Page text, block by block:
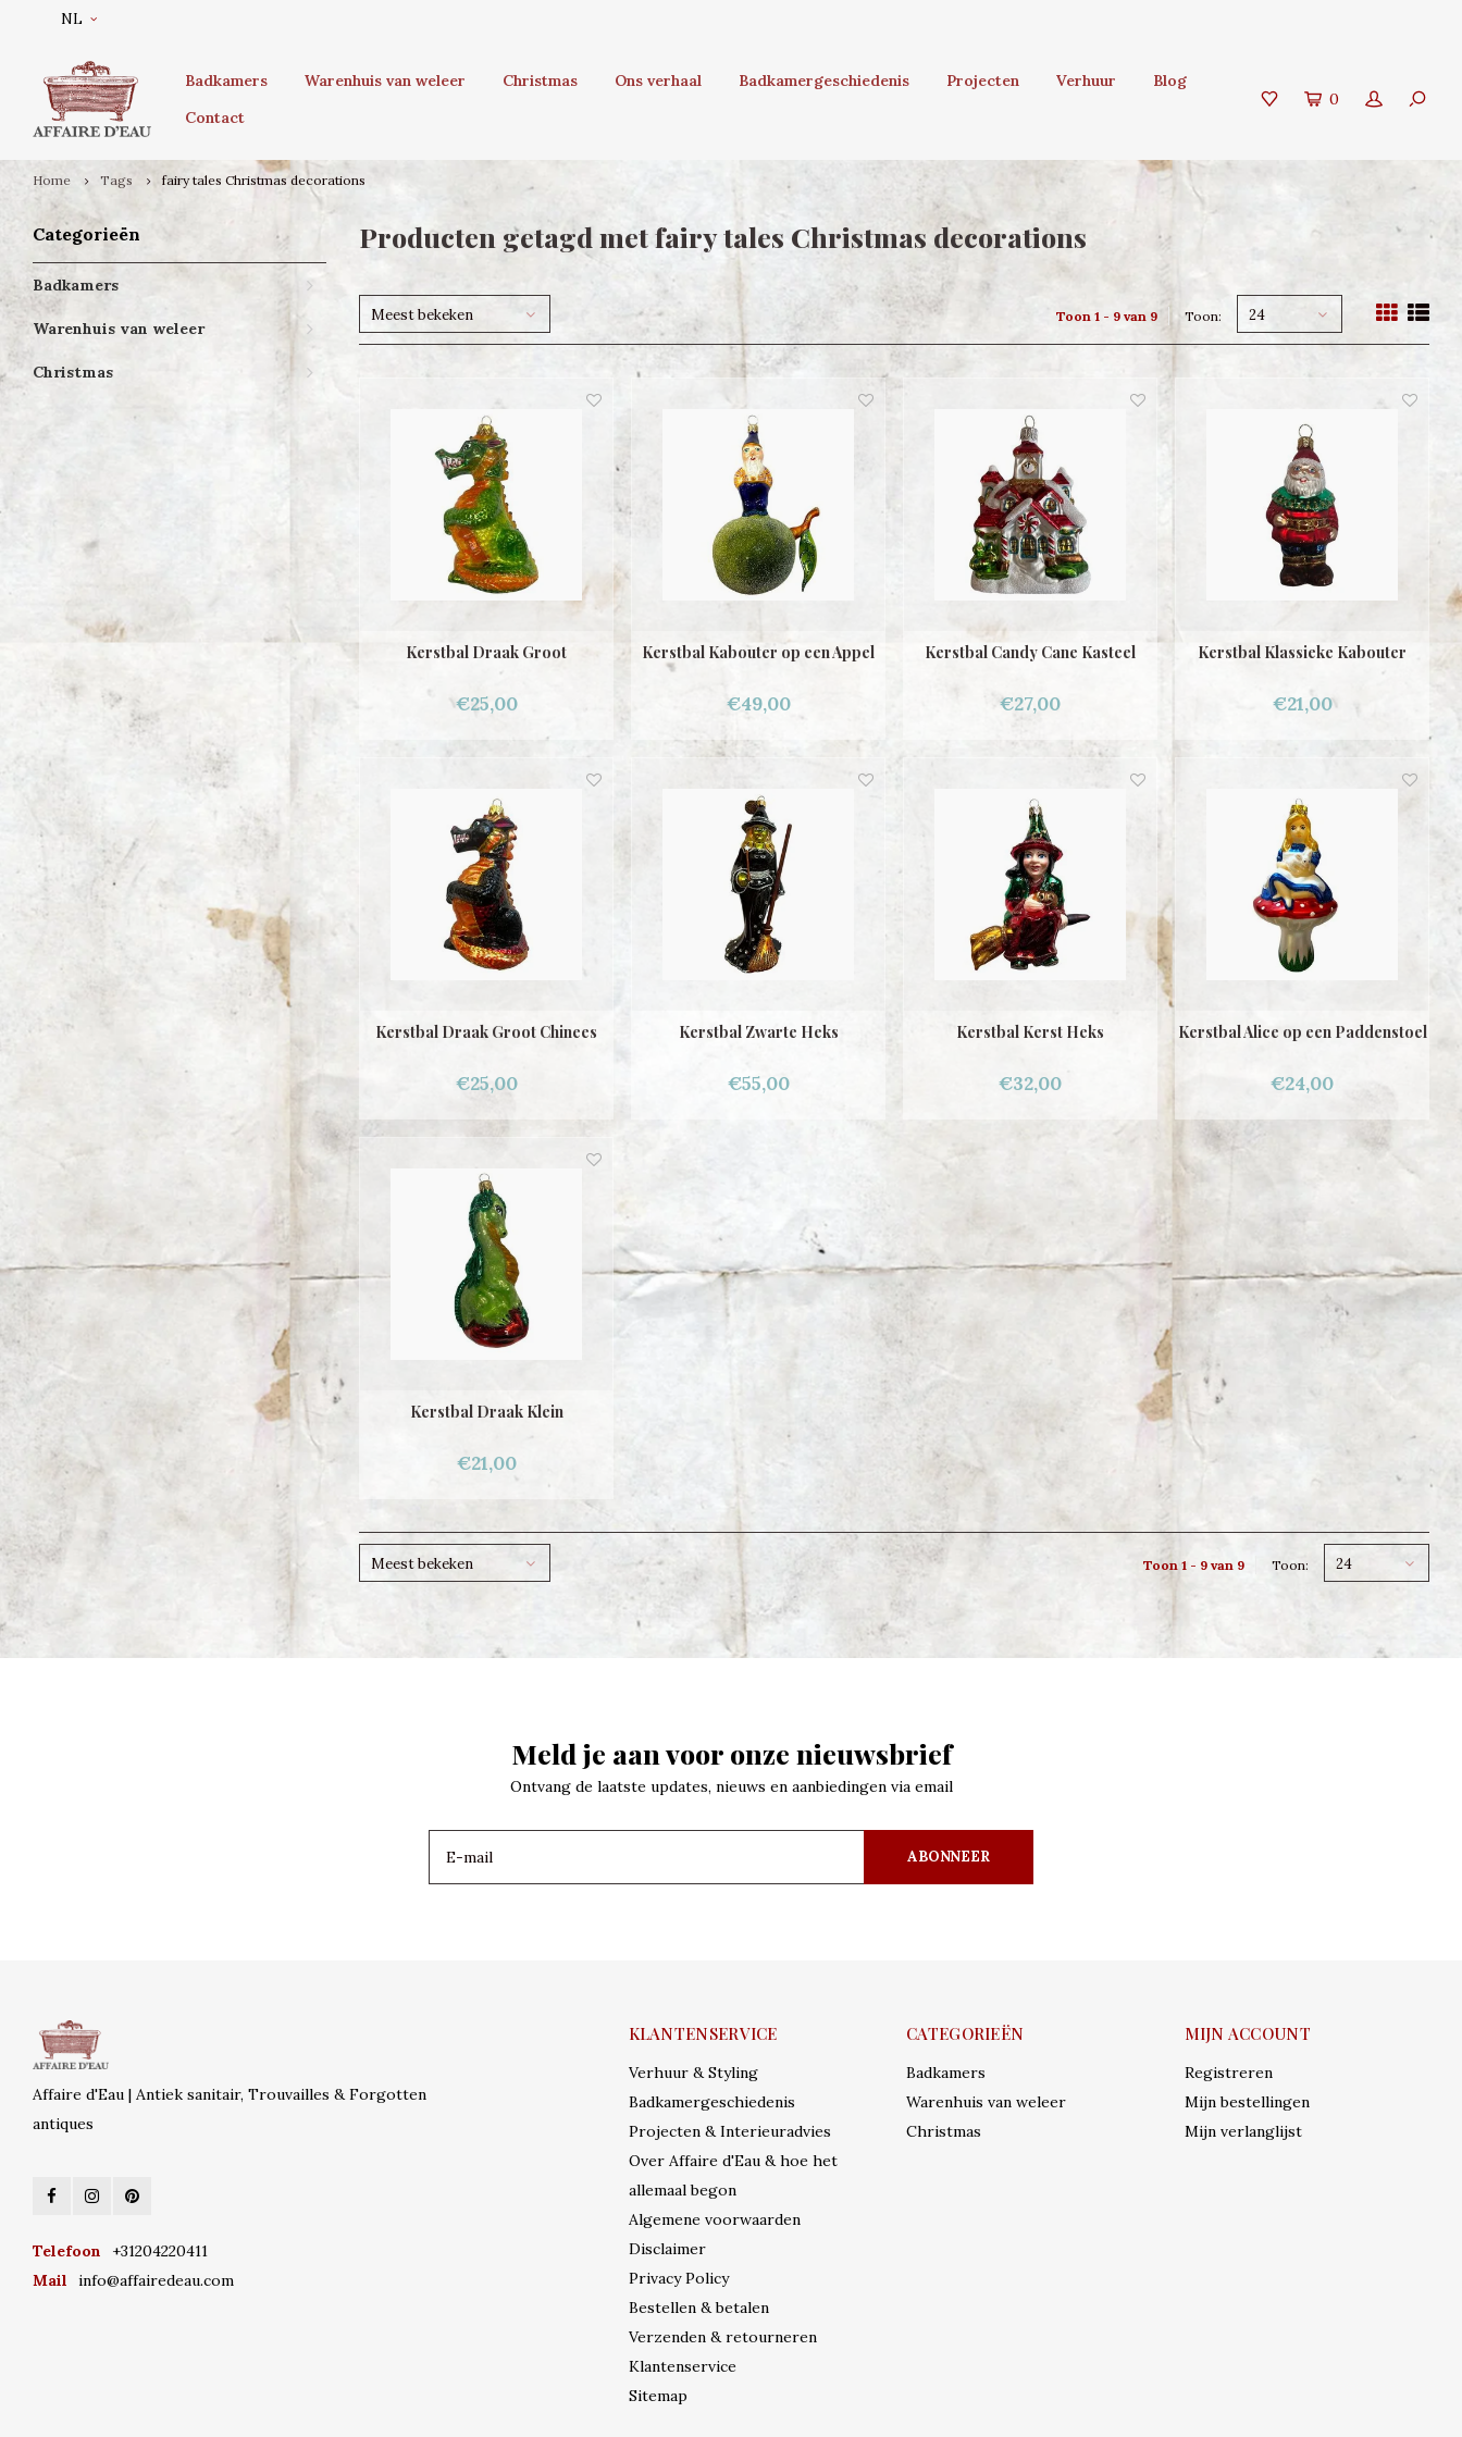
NL
Badkamers Warenhuis van weleer Christmas Ons verhaal Badkamergeschiedenis Projecten Verhuur
Blog
Contact
0
Home Tags fairy tales Christmas decorations
Categorieën
Badkamers
Warenhuis van weleer
Christmas
Producten getagd met fairy tales Christmas decorations
Meest bekeken Toon 1 - 9 van 9 Toon: 24
Kerstbal Draak Groot
€25,00
Kerstbal Kabouter op een Appel
€49,00
Kerstbal Candy Cane Kasteel
€27,00
Kerstbal Klassieke Kabouter
€21,00
Kerstbal Draak Groot Chinees
€25,00
Kerstbal Zwarte Heks
€55,00
Kerstbal Kerst Heks
€32,00
Kerstbal Alice op een Paddenstoel
€24,00
Kerstbal Draak Klein
€21,00
Meest bekeken Toon 1 - 9 van 9 Toon: 24
Meld je aan voor onze nieuwsbrief
Ontvang de laatste updates, nieuws en aanbiedingen via email
ABONNEER
Affaire d'Eau | Antiek sanitair, Trouvailles & Forgotten
antiques
Telefoon
+31204220411
Mail
info@affairedeau.com
KLANTENSERVICE
Verhuur & Styling
Badkamergeschiedenis
Projecten & Interieuradvies
Over Affaire d'Eau & hoe het
allemaal begon
Algemene voorwaarden
Disclaimer
Privacy Policy
Bestellen & betalen
Verzenden & retourneren
Klantenservice
Sitemap
CATEGORIEËN
Badkamers
Warenhuis van weleer
Christmas
MIJN ACCOUNT
Registreren
Mijn bestellingen
Mijn verlanglijst